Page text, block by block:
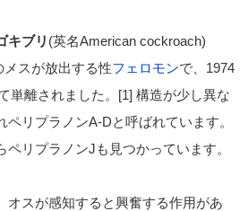
キブリ (英名American cockroach)
メスが放出する性フェロモンで、1974
単離されました。[1] 構造が少し異な
ペリプラノンA-Dと呼ばれています。
リプラノンJも見つかっています。
オスが感知すると興奮する作用があ